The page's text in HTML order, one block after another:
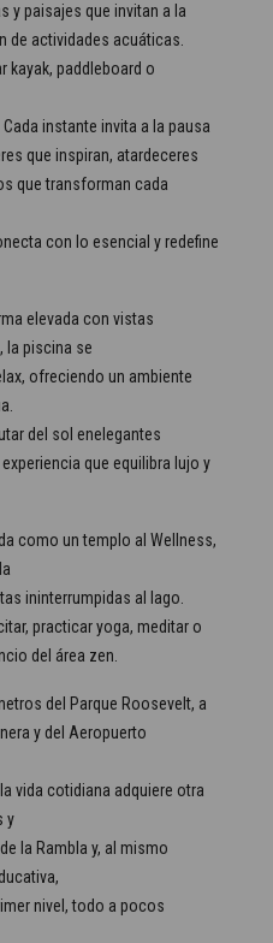
y paisajes que invitan a la
actividades acuáticas.
kayak, paddleboard o
instante invita a la pausa
que inspiran, atardeceres
que transforman cada
con lo esencial y redefine
elevada con vistas
la piscina se
ofreciendo un ambiente
del sol enelegantes
que equilibra lujo y
como un templo al Wellness,
ininterrumpidas al lago.
practicar yoga, meditar o
del área zen.
metros del Parque Roosevelt, a
y del Aeropuerto
vida cotidiana adquiere otra
y
la Rambla y, al mismo
nivel, todo a pocos